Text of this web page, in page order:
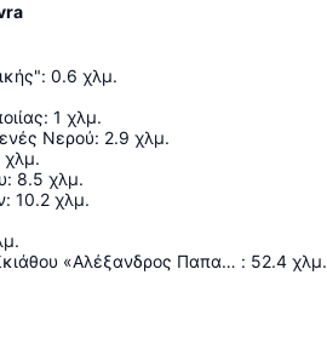
: 0.6 χλμ.
: 1 χλμ.
Νερού: 2.9 χλμ.
χλμ.
: 8.5 χλμ.
: 10.2 χλμ.
Κρατικός Αερολιμένας Σκιάθου «Αλέξανδρος Παπαδιαμάντης» : 52.4 χλμ.